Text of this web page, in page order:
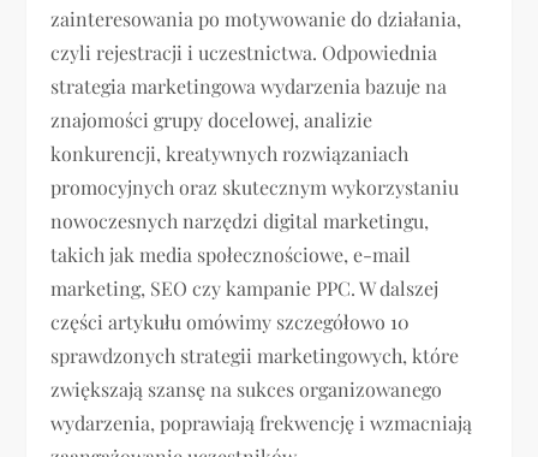
zainteresowania po motywowanie do działania,
czyli rejestracji i uczestnictwa. Odpowiednia
strategia marketingowa wydarzenia bazuje na
znajomości grupy docelowej, analizie
konkurencji, kreatywnych rozwiązaniach
promocyjnych oraz skutecznym wykorzystaniu
nowoczesnych narzędzi digital marketingu,
takich jak media społecznościowe, e-mail
marketing, SEO czy kampanie PPC. W dalszej
części artykułu omówimy szczegółowo 10
sprawdzonych strategii marketingowych, które
zwiększają szansę na sukces organizowanego
wydarzenia, poprawiają frekwencję i wzmacniają